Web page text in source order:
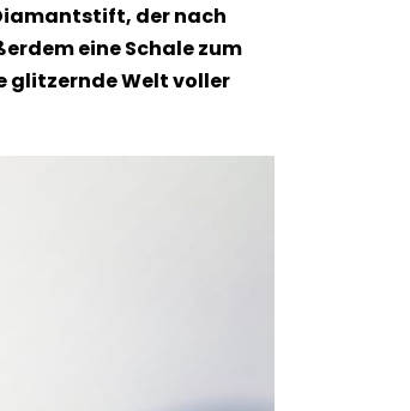
der nach
eine Schale zum
glitzernde Welt voller